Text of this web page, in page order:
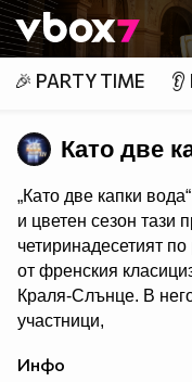
Member of
👾
🎉 PARTY TIME
Като две
„Като две капки
и цветен сезон тази
четиринадесетият
от френския
Краля-Слънце. В
участници,
Короната отново ще
Инфо